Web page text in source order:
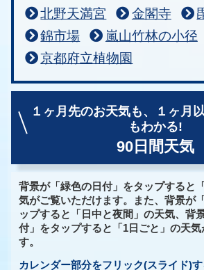
北野天満宮
金閣寺
錦市場
嵐山竹林の小径
京都府立植物園
１ヶ月先のお天気も、
１ヶ月
もわかる!
90日間天気
背景が「緑色の日付」をタップすると
気がご覧いただけます。また、背景が
ップすると「日中と夜間」の天気、背
付」をタップすると「1日ごと」の天気
す。
カレンダー部分をフリック(スライド)